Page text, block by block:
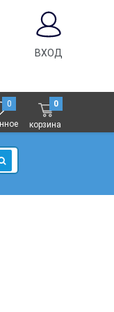
ВХОД
0 0
корзина